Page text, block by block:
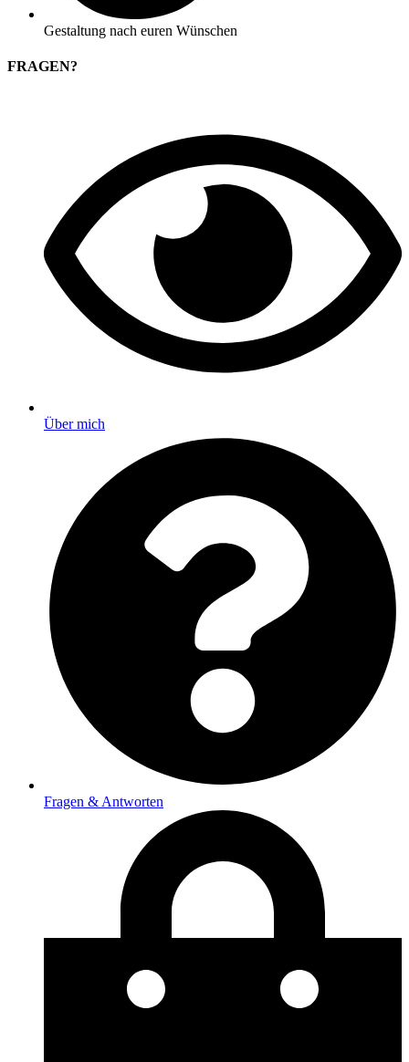
Gestaltung nach euren Wünschen
FRAGEN?
Über mich
Fragen & Antworten